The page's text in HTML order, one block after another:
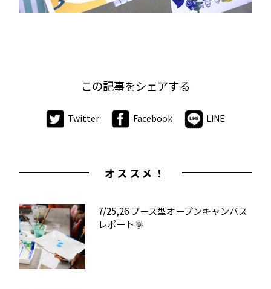
この記事をシェアする
Twitter Facebook LINE
オススメ！
7/25,26 ブース型オープンキャンパス
レポート🌞